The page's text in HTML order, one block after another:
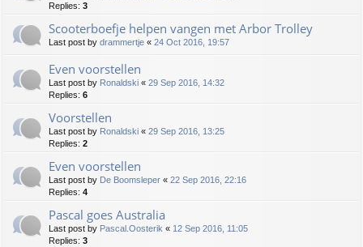
Replies: 3
Scooterboefje helpen vangen met Arbor Trolley
Last post by drammertje « 24 Oct 2016, 19:57
Even voorstellen
Last post by Ronaldski « 29 Sep 2016, 14:32
Replies: 6
Voorstellen
Last post by Ronaldski « 29 Sep 2016, 13:25
Replies: 2
Even voorstellen
Last post by De Boomsleper « 22 Sep 2016, 22:16
Replies: 4
Pascal goes Australia
Last post by Pascal.Oosterik « 12 Sep 2016, 11:05
Replies: 3